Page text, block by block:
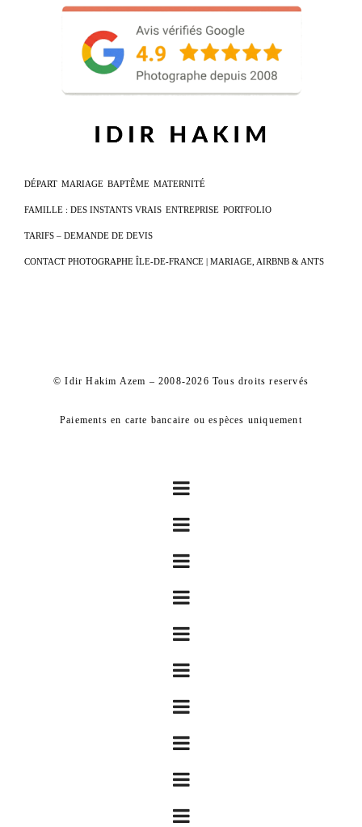
DÉPART MARIAGE BAPTÊME MATERNITÉ
FAMILLE : DES INSTANTS VRAIS ENTREPRISE PORTFOLIO
TARIFS – DEMANDE DE DEVIS
CONTACT PHOTOGRAPHE ÎLE-DE-FRANCE | MARIAGE, AIRBNB & ANTS
© Idir Hakim Azem – 2008-2026 Tous droits reservés
Paiements en carte bancaire ou espèces uniquement